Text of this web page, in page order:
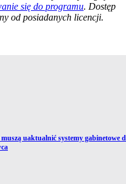
się do programu. Dostęp
od posiadanych licencji.
artykułu:uaktualnić systemy gabinetowe